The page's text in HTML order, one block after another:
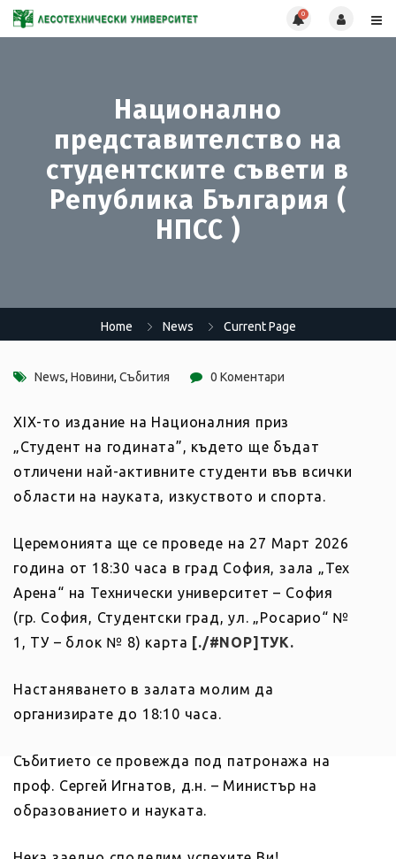
0
Национално
представителство на
студентските съвети в
Република България (
НПСС )
Home News Current Page
News, Новини, Събития 0 Коментари
XIX-то издание на Националния приз
„Студент на годината”, където ще бъдат
отличени най-активните студенти във всички
области на науката, изкуството и спорта.
Церемонията ще се проведе на 27 Март 2026
година от 18:30 часа в град София, зала „Тех
Арена“ на Технически университет – София
(гр. София, Студентски град, ул. „Росарио“ №
1, ТУ – блок № 8) карта [./#NOP]ТУК.
Настаняването в залата молим да
организирате до 18:10 часа.
Събитието се провежда под патронажа на
проф. Сергей Игнатов, д.н. – Министър на
образованието и науката.